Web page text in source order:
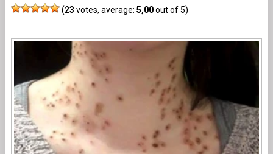
(23 votes, average: 5,00out of 5)